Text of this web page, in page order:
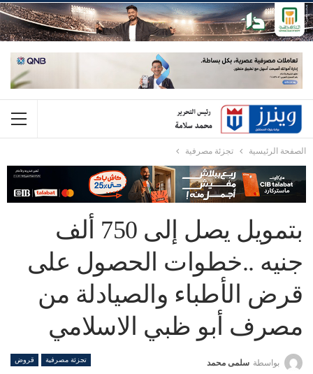
الصفحة الرئيسية تجزئة مصرفية
بتمويل يصل إلى 750 ألف
جنيه ..خطوات الحصول على
قرض الأطباء والصيادلة من
مصرف أبو ظبي الاسلامي
تجزئة مصرفية قروض بواسطة سلمى محمد